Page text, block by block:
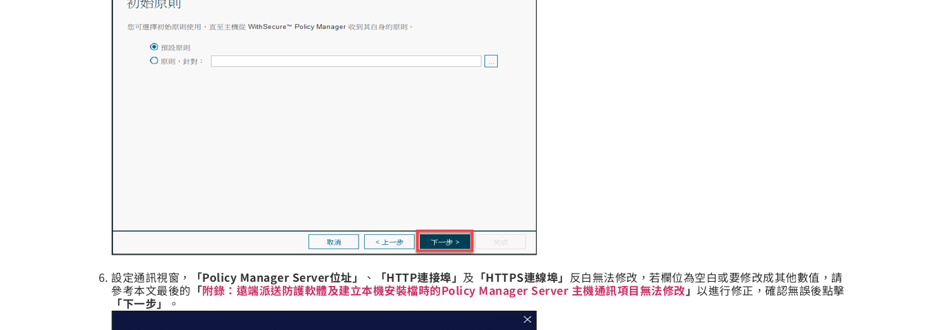
設定通訊視窗， 「Policy Manager Server位址」 、 「HTTP連接埠」 及 「HTTPS連線埠」 反白無法修改，若欄位為空白或要修改成其他數值，請
參考本文最後的 「附錄：遠端派送防護軟體及建立本機安裝檔時的Policy Manager Server 主機通訊項目無法修改」 以進行修正，確認無誤後點擊
「下一步」 。